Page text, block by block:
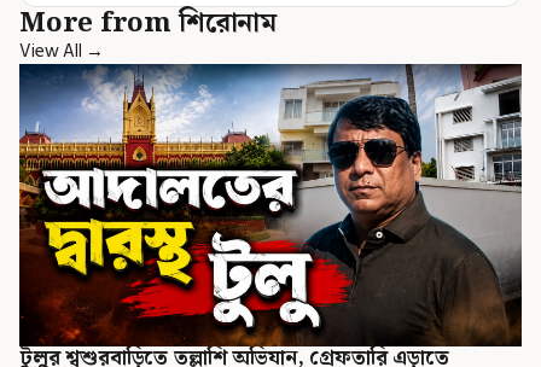
More from শিরোনাম
View All →
টুলুর শ্বশুরবাড়িতে তল্লাশি অভিযান, গ্রেফতারি এড়াতে